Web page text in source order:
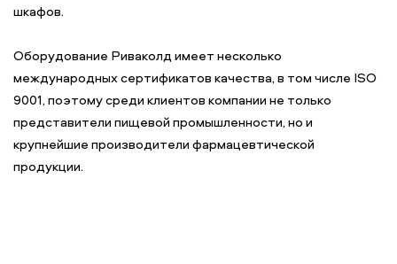
шкафов.
Оборудование Риваколд имеет несколько
международных сертификатов качества, в том числе ISO
9001, поэтому среди клиентов компании не только
представители пищевой промышленности, но и
крупнейшие производители фармацевтической
продукции.